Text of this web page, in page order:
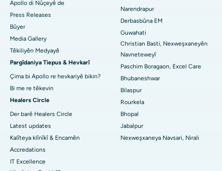
Nexweşxaneya herî baş li KK Nagar, Madurai
Nexweşxaneya çêtirîn li Ramji Nagar, Nellore
Nexweşxaneya çêtirîn li Sektora-19, Rourkela
Nexweşxaneya herî baş li Swargate, Pune
Nexweşxaneya Penceşêrê ya Jinan a Herî Baş li Başûrê Delhiyê
Apollo di Nûçeyê de
Press Releases
Bûyer
Media Gallery
Têkiliyên Medyayê
Pargîdaniya Tiepus & Hevkarî
Çima bi Apollo re hevkariyê bikin?
Bi me re têkevin
Healers Circle
Der barê Healers Circle
Latest updates
Kalîteya klînîkî & Encamên
Accredations
IT Excellence
Narendrapur
Derbasbûna EM
Guwahati
Christian Basti, Nexweşxaneyên
Navneteweyî
Paschim Boragaon, Excel Care
Bhubaneshwar
Bilaspur
Rourkela
Bhopal
Jabalpur
Nexweşxaneya Navsari, Nirali